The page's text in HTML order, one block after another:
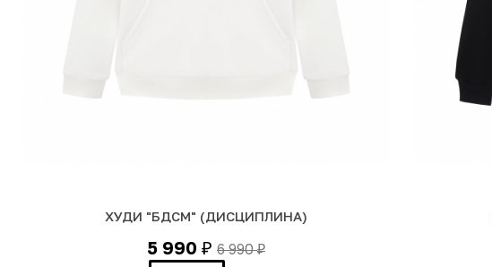
ХУДИ "БДСМ" (ДИСЦИПЛИНА)
5 990 ₽ 6 990₽